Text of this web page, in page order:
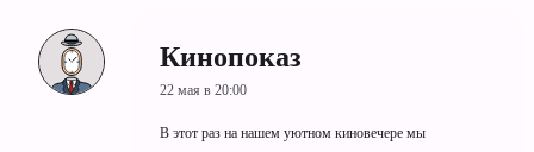
Кинопоказ
22 мая в 20:00
В этот раз на нашем уютном киновечере мы